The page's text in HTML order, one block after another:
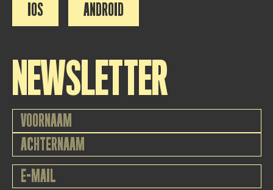
IOS ANDROID
NEWSLETTER